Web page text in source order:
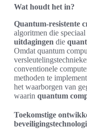
Wat houdt het in?
Quantum-resistente
algoritmen die
uitdagingen die
Omdat quantum
conventionele
methoden te
het waarborgen van
waarin quantum
Toekomstige